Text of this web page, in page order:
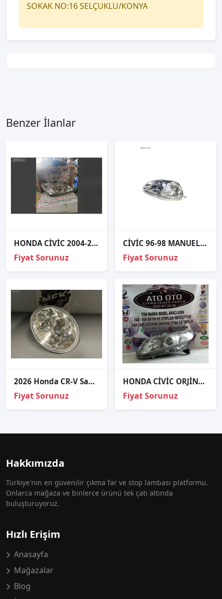
SOKAK NO:16 SELÇUKLU/KONYA
Benzer İlanlar
HONDA CİVİC 2004-2006 VTEC- 2 SAĞ FAR 33101S5A901.
Fiyat Sorunuz
CİVİC 96-98 MANUEL SOL FAR
Fiyat Sorunuz
2026 Honda CR-V Sağ Sis Farı
Fiyat Sorunuz
HONDA CİVİC ORJİNAL ÇIKMA SAĞ FAR
Fiyat Sorunuz
Hakkımızda
Türkiye'nin en güvenilir çıkma far ve stop lambası platformu.
Onlarca mağaza ve binlerce ürünü tek çatı altında
buluşturuyoruz.
Hızlı Erişim
Anasayfa
Mağazalar
Blog